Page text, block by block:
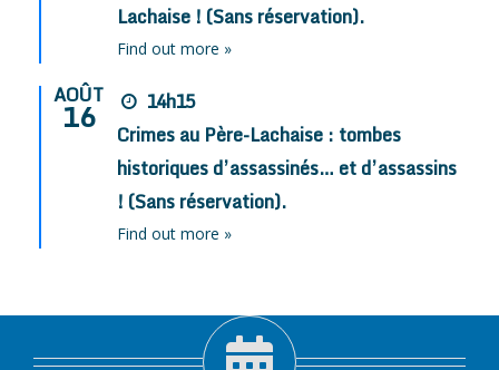
Lachaise ! (Sans réservation).
Find out more »
AOÛT
16
14h15
Crimes au Père-Lachaise : tombes
historiques d’assassinés… et d’assassins
! (Sans réservation).
Find out more »